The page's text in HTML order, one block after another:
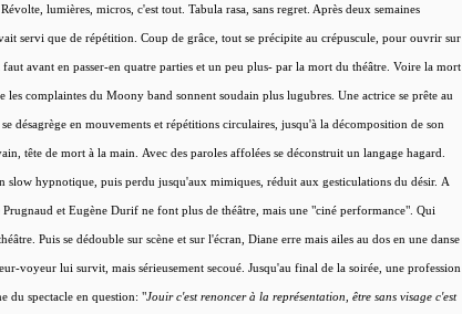
lumières, micros, c'est tout. Tabula rasa, sans regret. Après deux semaines
servi que de répétition. Coup de grâce, tout se précipite au crépuscule, pour ouvrir sur
avant en passer-en quatre parties et un peu plus- par la mort du théâtre. Voire la mort
complaintes du Moony band sonnent soudain plus lugubres. Une actrice se prête au
désagrège en mouvements et répétitions circulaires, jusqu'à la décomposition de son
tête de mort à la main. Avec des paroles affolées se déconstruit un langage hagard.
slow hypnotique, puis perdu jusqu'aux mimiques, réduit aux gesticulations du désir. A
et Eugène Durif ne font plus de théâtre, mais une "ciné performance". Qui
Puis se dédouble sur scène et sur l'écran, Diane erre mais ailes au dos en une danse
voyeur lui survit, mais sérieusement secoué. Jusqu'au final de la soirée, une profession
du spectacle en question: "Jouir c'est renoncer à la représentation, être sans visage c'est